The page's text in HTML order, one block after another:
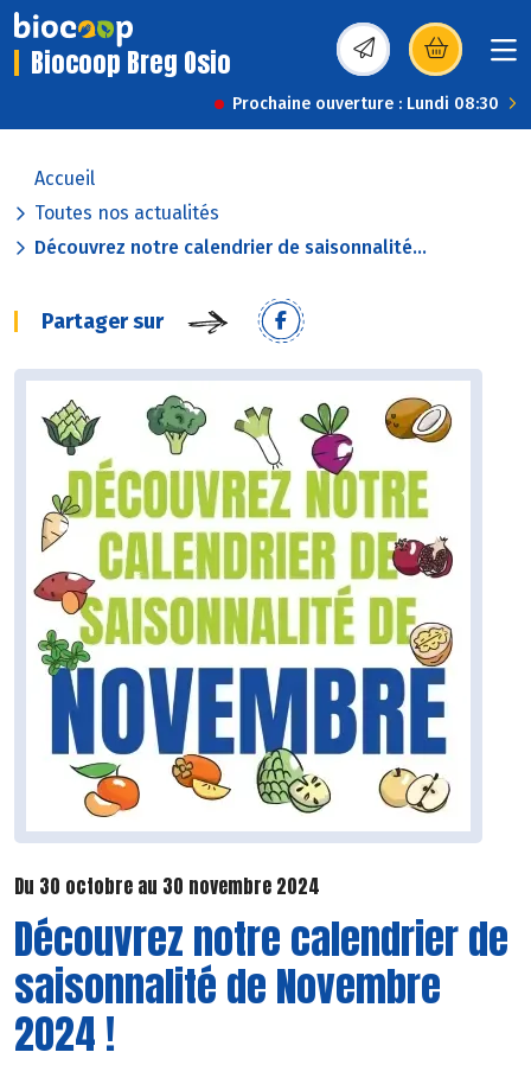
Biocoop Breg Osio (s’ouvre dans une
Prochaine ouverture : Lundi 08:30
Accueil
Toutes nos actualités
Découvrez notre calendrier de saisonnalité...
Partager sur
Du 30 octobre au 30 novembre 2024
Découvrez notre calendrier de
saisonnalité de Novembre
2024 !